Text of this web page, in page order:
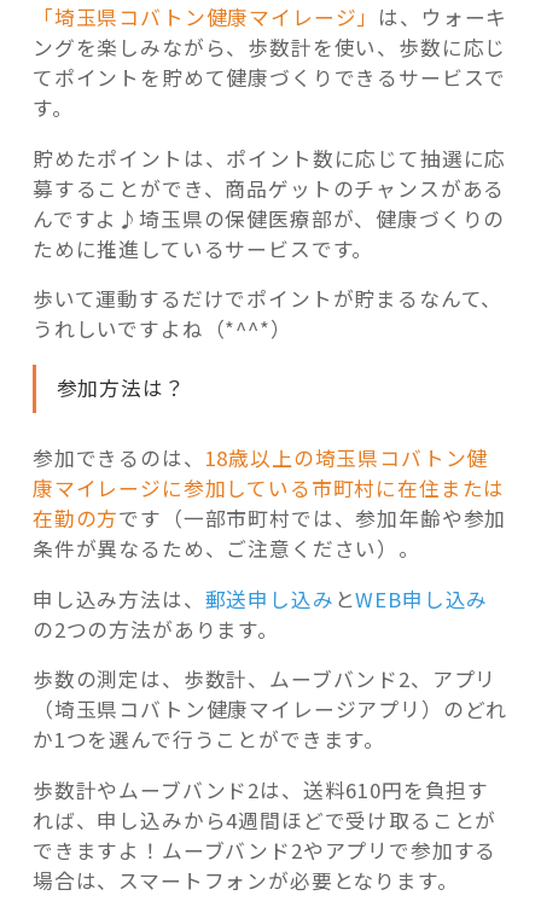
「埼玉県コバトン健康マイレージ」 は、ウォーキ
ングを楽しみながら、歩数計を使い、歩数に応じ
てポイントを貯めて健康づくりできるサービスで
す。
貯めたポイントは、ポイント数に応じて抽選に応
募することができ、商品ゲットのチャンスがある
んですよ♪埼玉県の保健医療部が、健康づくりの
ために推進しているサービスです。
歩いて運動するだけでポイントが貯まるなんて、
うれしいですよね（*^^*）
参加方法は？
参加できるのは、 18歳以上の埼玉県コバトン健
康マイレージに参加している市町村に在住または
在勤の方です（一部市町村では、参加年齢や参加
条件が異なるため、ご注意ください）。
申し込み方法は、 郵送申し込み とWEB申し込み
の2つの方法があります。
歩数の測定は、歩数計、ムーブバンド2、アプリ
（埼玉県コバトン健康マイレージアプリ）のどれ
か1つを選んで行うことができます。
歩数計やムーブバンド2は、送料610円を負担す
れば、申し込みから4週間ほどで受け取ることが
できますよ！ムーブバンド2やアプリで参加する
場合は、スマートフォンが必要となります。